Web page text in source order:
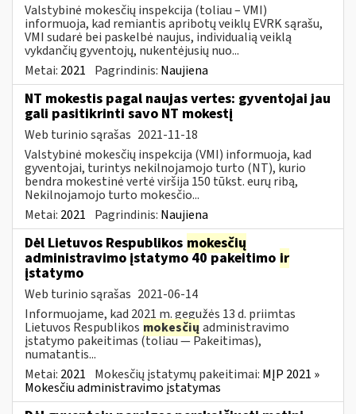
Valstybinė mokesčių inspekcija (toliau – VMI)
informuoja, kad remiantis apribotų veiklų EVRK sąrašu,
VMI sudarė bei paskelbė naujus, individualią veiklą
vykdančių gyventojų, nukentėjusių nuo...
Metai: 2021 Pagrindinis: Naujiena
NT mokestis pagal naujas vertes: gyventojai jau
gali pasitikrinti savo NT mokestį
Web turinio sąrašas 2021-11-18
Valstybinė mokesčių inspekcija (VMI) informuoja, kad
gyventojai, turintys nekilnojamojo turto (NT), kurio
bendra mokestinė vertė viršija 150 tūkst. eurų ribą,
Nekilnojamojo turto mokesčio...
Metai: 2021 Pagrindinis: Naujiena
Dėl Lietuvos Respublikos mokesčių
administravimo įstatymo 40 pakeitimo ir
įstatymo
Web turinio sąrašas 2021-06-14
Informuojame, kad 2021 m. gegužės 13 d. priimtas
Lietuvos Respublikos mokesčių administravimo
įstatymo pakeitimas (toliau — Pakeitimas),
numatantis...
Metai: 2021 Mokesčių įstatymų pakeitimai: MĮP 2021 »
Mokesčiu administravimo įstatymas